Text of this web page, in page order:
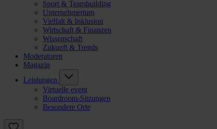
Sport & Teambuilding
Unternehmertum
Vielfalt & Inklusion
Wirtschaft & Finanzen
Wissenschaft
Zukunft & Trends
Moderatoren
Magazin
Leistungen
Virtuelle event
Boardroom-Sitzungen
Besondere Orte